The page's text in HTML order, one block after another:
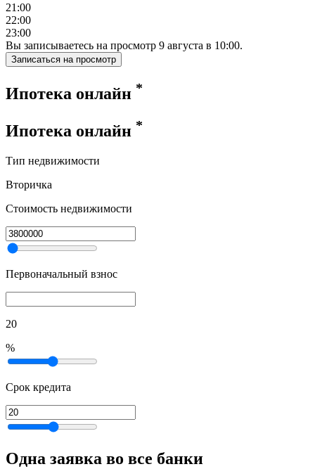
21:00
22:00
23:00
Вы записываетесь на просмотр 9 августа в 10:00.
Записаться на просмотр
Ипотека онлайн *
Ипотека онлайн *
Тип недвижимости
Вторичка
Стоимость недвижимости
Первоначальный взнос
20
%
Срок кредита
Одна заявка во все банки